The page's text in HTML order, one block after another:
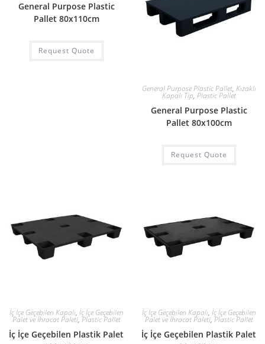
General Purpose Plastic
Pallet 80x110cm
Request Quote
General Purpose Plastic Pallet, Kızaklı
Kapalı Tip, Plastic Pallet
General Purpose Plastic
Pallet 80x100cm
Request Quote
İç İçe Geçebilen Kapalı, İç İçe Geçebilen
Palet ve İhracat Paleti, Plastic Pallet
İç İçe Geçebilen Plastik Palet
İç İçe Geçebilen Kapalı, İç İçe Geçebilen
Palet ve İhracat Paleti, Plastic Pallet
İç İçe Geçebilen Plastik Palet